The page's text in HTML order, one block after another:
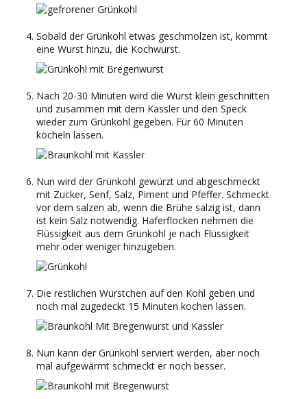
Sobald der Grünkohl etwas geschmolzen ist, kommt
eine Wurst hinzu, die Kochwurst.
Nach 20-30 Minuten wird die Wurst klein geschnitten
und zusammen mit dem Kassler und den Speck
wieder zum Grünkohl gegeben. Für 60 Minuten
köcheln lassen.
Nun wird der Grünkohl gewürzt und abgeschmeckt
mit Zucker, Senf, Salz, Piment und Pfeffer. Schmeckt
vor dem salzen ab, wenn die Brühe salzig ist, dann
ist kein Salz notwendig. Haferflocken nehmen die
Flüssigkeit aus dem Grünkohl je nach Flüssigkeit
mehr oder weniger hinzugeben.
Die restlichen Würstchen auf den Kohl geben und
noch mal zugedeckt 15 Minuten kochen lassen.
Nun kann der Grünkohl serviert werden, aber noch
mal aufgewärmt schmeckt er noch besser.